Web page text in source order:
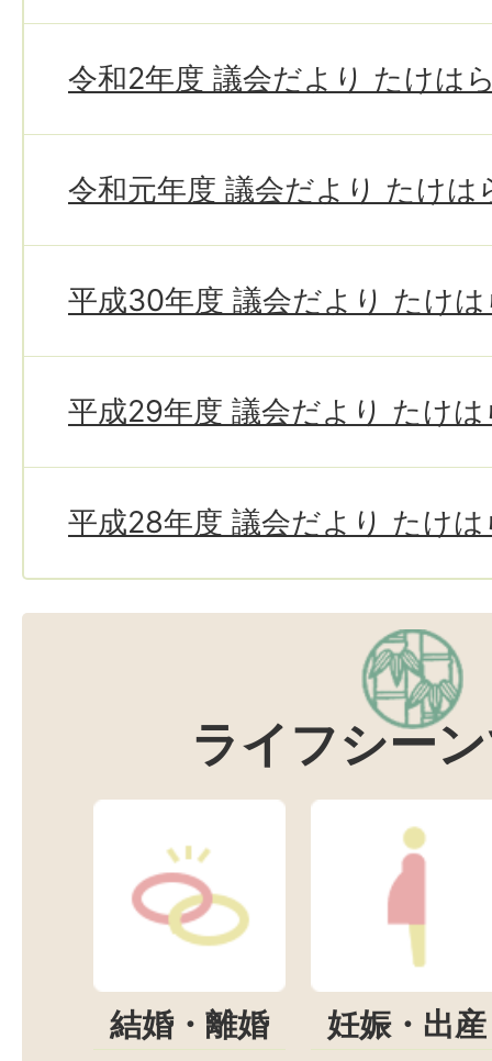
令和2年度 議会だより たけは
令和元年度 議会だより たけは
平成30年度 議会だより たけ
平成29年度 議会だより たけ
平成28年度 議会だより たけ
ライフシー
結婚・離婚 妊娠・出産